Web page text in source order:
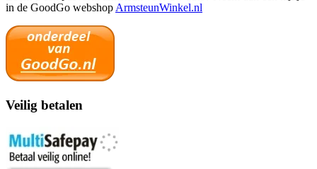
in de GoodGo webshop ArmsteunWinkel.nl
Veilig betalen